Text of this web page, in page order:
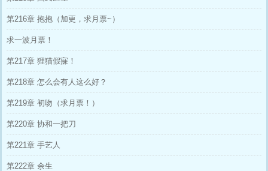
第216章 抱抱（加更，求月票~）
求一波月票！
第217章 狸猫假寐！
第218章 怎么会有人这么好？
第219章 初吻（求月票！）
第220章 协和一把刀
第221章 手艺人
第222章 余生